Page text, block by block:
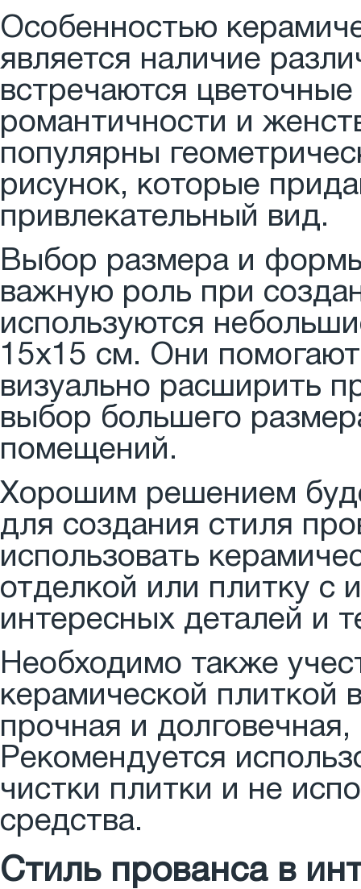
Особенностью
является наличие
встречаются
романтичности и
популярны
рисунок, которые
привлекательный вид.
Выбор размера и
важную роль при
используются
15х15 см. Они
визуально расширить
выбор большего
помещений.
Хорошим решением
для создания стиля
использовать
отделкой или плитку с
интересных деталей и
Необходимо также
керамической плиткой
прочная и
Рекомендуется
чистки плитки и не
средства.
Стиль прованса в